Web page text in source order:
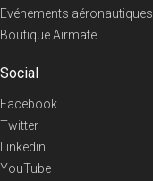
Evénements aéronautiques
Boutique Airmate
Social
Facebook
Twitter
Linkedin
YouTube